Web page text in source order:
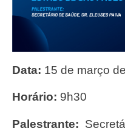
Data: 15 de março
Horário: 9h30
Palestrante: